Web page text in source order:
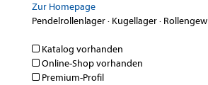
Zur Homepage
Pendelrollenlager· Kugellager·
Katalog vorhanden
Online-Shop vorhanden
Premium-Profil